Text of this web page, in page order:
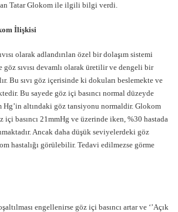
Tatar Glokom ile ilgili bilgi verdi.
İlişkisi
olarak adlandırılan özel bir dolaşım sistemi
göz sıvısı devamlı olarak üretilir ve dengeli bir
Bu sıvı göz içerisinde ki dokuları beslemekte ve
Bu sayede göz içi basıncı normal düzeyde
Hg’in altındaki göz tansiyonu normaldir. Glokom
içi basıncı 21mmHg ve üzerinde iken, %30 hastada
Ancak daha düşük seviyelerdeki göz
hastalığı görülebilir. Tedavi edilmezse görme
engellenirse göz içi basıncı artar ve ‘’Açık